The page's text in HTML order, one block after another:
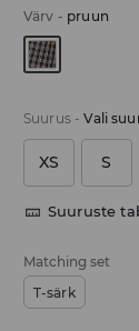
Värv - pruun
Suurus-Vali
XS S
Suuruste
Matching set
T-särk